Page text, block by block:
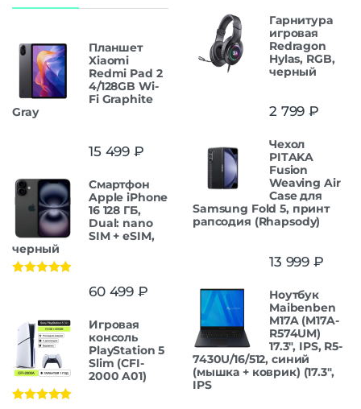
Планшет
Xiaomi
Redmi Pad 2
4/128GB Wi-
Fi Graphite
Gray
15 499 ₽
Смартфон
Apple iPhone
16 128 ГБ,
Dual: nano
SIM + eSIM,
черный
60 499 ₽
Игровая
консоль
PlayStation 5
Slim (CFI-
2000 A01)
Гарнитура
игровая
Redragon
Hylas, RGB,
черный
2 799 ₽
Чехол
PITAKA
Fusion
Weaving Air
Case для
Samsung Fold 5, принт
рапсодия (Rhapsody)
13 999 ₽
Ноутбук
Maibenben
M17A (M17A-
R574UM)
17.3", IPS, R5-
7430U/16/512, синий
(мышка + коврик) (17.3",
IPS